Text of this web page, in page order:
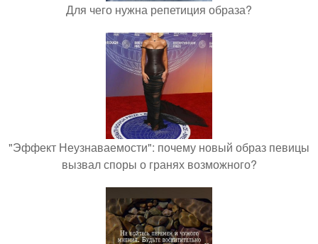
Для чего нужна репетиция образа?
"Эффект Неузнаваемости": почему новый образ певицы
вызвал споры о гранях возможного?